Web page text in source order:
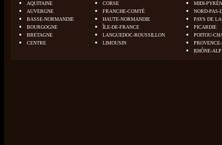
AQUITAINE
AUVERGNE
BASSE-NORMANDIE
BOURGOGNE
BRETAGNE
CENTRE
CORSE
FRANCHE-COMTÉ
HAUTE-NORMANDIE
ÎLE-DE-FRANCE
LANGUEDOC-ROUSSILLON
LIMOUSIN
MIDI-
NORD-PAS-
PAYS DE
PICARDIE
POITOU-
RHÔNE-